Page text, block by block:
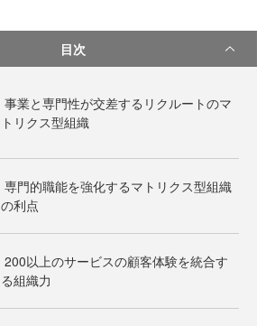
目次
事業と専門性が交差するリクルートのマ
トリクス型組織
専門的職能を強化するマトリクス型組織
の利点
200以上のサービスの顧客体験を統合す
る組織力